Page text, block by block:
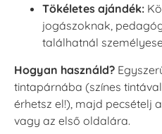
Tökéletes ajándék:
jogászoknak,
találhatnál
Hogyan használd?
tintapárnába (színes
érhetsz el!), majd pecsételj
vagy az első oldalára.